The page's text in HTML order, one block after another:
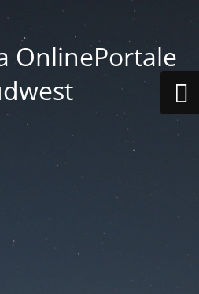
OnlinePortale